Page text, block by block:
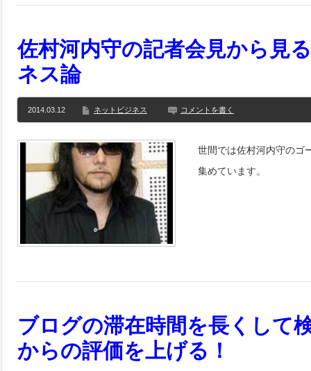
佐村河内守の記者会見から見
ネス論
2014.03.12 ネットビジネス コメントを書く
世間では佐村河内守のゴ
集めています。
ブログの滞在時間を長くして
からの評価を上げる！